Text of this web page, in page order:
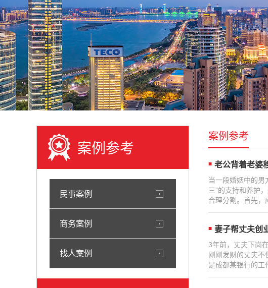
案例参考
民事案例
商务案例
找人案例
案例参考
老公背着老婆
当一段婚姻中的
三”的支持和养护
合理分割。首先，
妻子帮丈夫创
3年前，丈夫下岗
刚刚发财的丈夫不
是成都某银行的工